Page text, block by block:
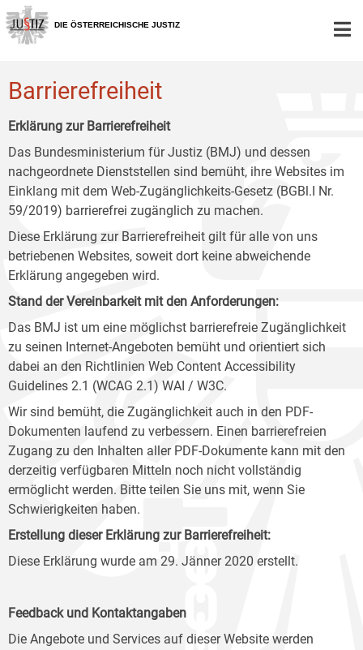
Zur
Hauptnavigation
[1]
Zum
Inhalt
[2]
Zum
Untermenü
[3]
DIE ÖSTERREICHISCHE JUSTIZ
Barrierefreiheit
Erklärung zur Barrierefreiheit
Das Bundesministerium für Justiz (BMJ) und dessen
nachgeordnete Dienststellen sind bemüht, ihre Websites im
Einklang mit dem Web-Zugänglichkeits-Gesetz (BGBl.I Nr.
59/2019) barrierefrei zugänglich zu machen.
Diese Erklärung zur Barrierefreiheit gilt für alle von uns
betriebenen Websites, soweit dort keine abweichende
Erklärung angegeben wird.
Stand der Vereinbarkeit mit den Anforderungen:
Das BMJ ist um eine möglichst barrierefreie Zugänglichkeit
zu seinen Internet-Angeboten bemüht und orientiert sich
dabei an den Richtlinien Web Content Accessibility
Guidelines 2.1 (WCAG 2.1) WAI / W3C.
Wir sind bemüht, die Zugänglichkeit auch in den PDF-
Dokumenten laufend zu verbessern. Einen barrierefreien
Zugang zu den Inhalten aller PDF-Dokumente kann mit den
derzeitig verfügbaren Mitteln noch nicht vollständig
ermöglicht werden. Bitte teilen Sie uns mit, wenn Sie
Schwierigkeiten haben.
Erstellung dieser Erklärung zur Barrierefreiheit:
Diese Erklärung wurde am 29. Jänner 2020 erstellt.
Feedback und Kontaktangaben
Die Angebote und Services auf dieser Website werden